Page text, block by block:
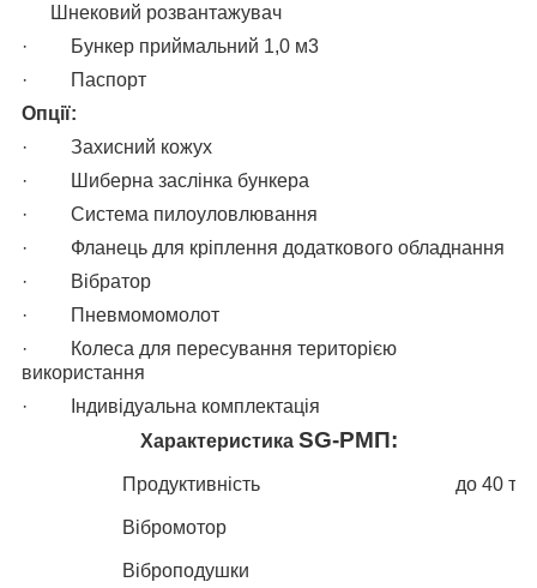
Шнековий розвантажувач
·
Бункер приймальний 1,0 м3
·
Паспорт
Опції:
·
Захисний кожух
·
Шиберна заслінка бункера
·
Система пилоуловлювання
·
Фланець для кріплення додаткового обладнання
·
Вібратор
·
Пневмомомолот
·
Колеса для пересування територією
використання
·
Індивідуальна комплектація
Характеристика SG-РМП:
Продуктивність до 40
Вібромотор
Віброподушки